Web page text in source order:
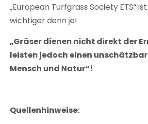
„European Turfgrass Society ETS“
wichtiger denn je!
„Gräser dienen nicht direkt der
leisten jedoch einen
Mensch und Natur“!
Quellenhinweise: